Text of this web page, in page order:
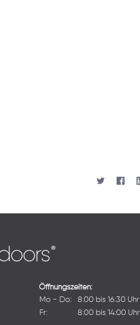
Öffnungszeiten:
Mo - Do:
8:00 bis 16:30 Uhr
Fr:
8:00 bis 14:00 Uhr